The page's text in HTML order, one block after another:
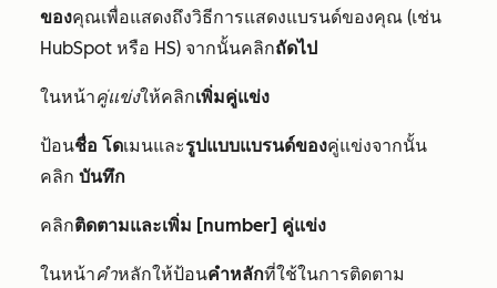
ของคุณเพื่อแสดงถึงวิธีการแสดงแบรนด์ของคุณ (เช่น
HubSpot หรือ HS) จากนั้นคลิกถัดไป
ในหน้าคู่แข่งให้คลิกเพิ่มคู่แข่ง
ป้อนชื่อ โดเมนและรูปแบบแบรนด์ของคู่แข่งจากนั้น
คลิก บันทึก
คลิกติดตามและเพิ่ม [number] คู่แข่ง
ในหน้าคำหลักให้ป้อนคำหลักที่ใช้ในการติดตาม